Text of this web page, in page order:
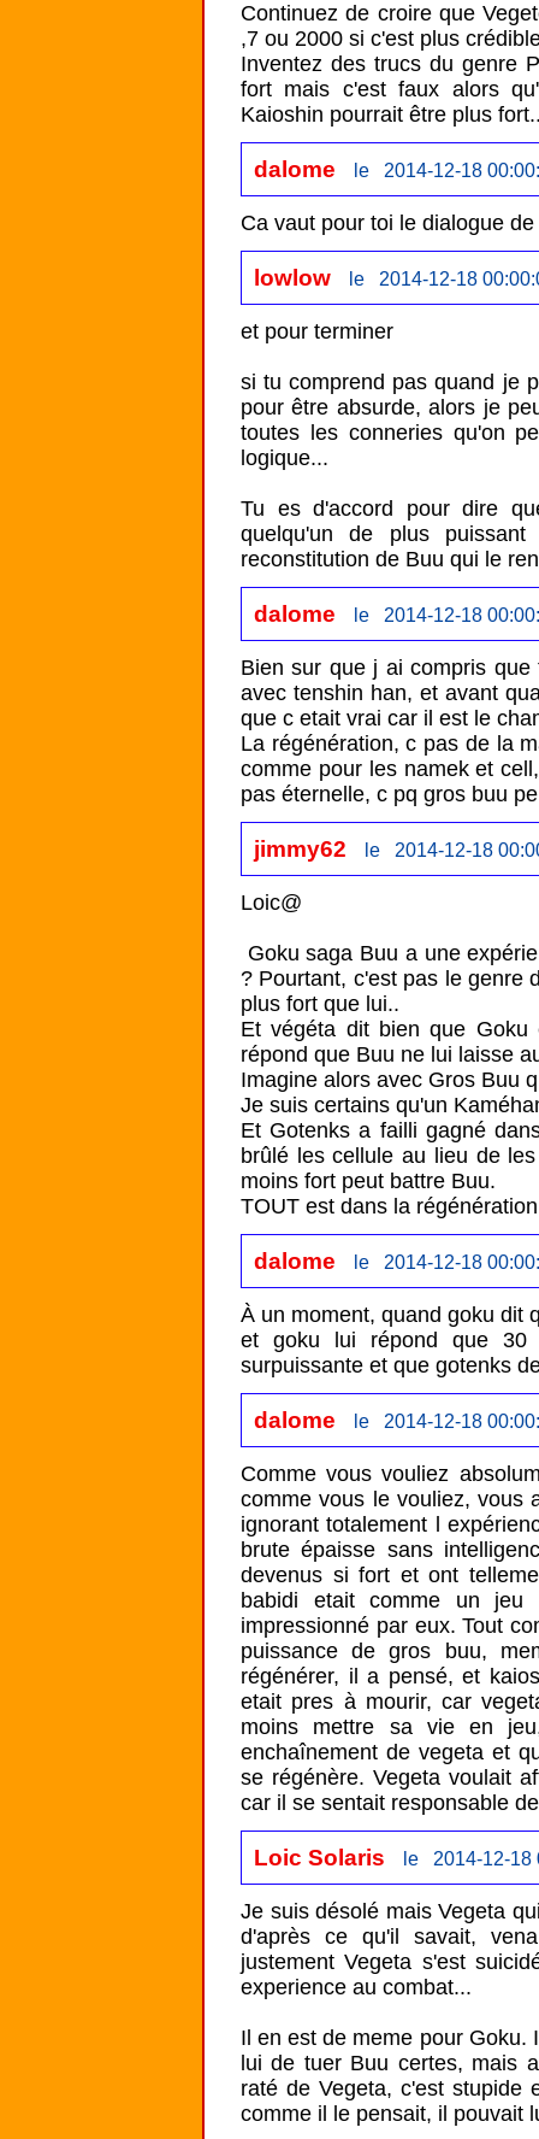
Continuez de croire que
,7 ou 2000 si c'est plus
Inventez des trucs du genre
fort mais c'est faux alors
dalome le 2014-12-18
Ca vaut pour toi le dialogue
lowlow le 2014-12-18
et pour terminer
si tu comprend pas quand je
pour être absurde, alors je
toutes les conneries qu'on
logique...
Tu es d'accord pour dire
quelqu'un de plus
dalome le 2014-12-18
Bien sur que j ai compris
avec tenshin han, et avant
que c etait vrai car il est le
La régénération, c pas de la
comme pour les namek et
pas éternelle, c pq gros buu
jimmy62 le 2014-12-18
Loic@
? Pourtant, c'est pas le genre
plus fort que lui..
Et végéta dit bien que Goku
répond que Buu ne lui laisse
Imagine alors avec Gros Buu
Je suis certains qu'un
Et Gotenks a failli gagné
brûlé les cellule au lieu de
moins fort peut battre Buu.
TOUT est dans la
dalome le 2014-12-18
À un moment, quand goku dit
et goku lui répond que
surpuissante et que gotenks
dalome le 2014-12-18
Comme vous vouliez
comme vous le vouliez, vous
ignorant totalement l
brute épaisse sans
devenus si fort et ont
babidi etait comme un
impressionné par eux. Tout
puissance de gros buu,
régénérer, il a pensé, et
etait pres à mourir, car
moins mettre sa vie en
enchaînement de vegeta et
se régénère. Vegeta voulait
car il se sentait responsable
Loic Solaris le 2014-12-18
Je suis désolé mais Vegeta
d'après ce qu'il savait,
justement Vegeta s'est
experience au combat...
Il en est de meme pour Goku.
lui de tuer Buu certes, mais
raté de Vegeta, c'est stupide
comme il le pensait, il pouvait